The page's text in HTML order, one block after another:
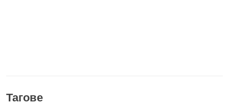
Тагове